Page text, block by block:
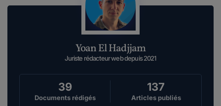
Yoan El Hadjjam
Juriste rédacteur web depuis 2021
39
Documents rédigés
137
Articles publiés